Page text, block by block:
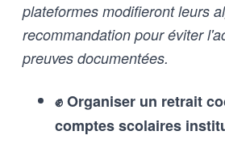
plateformes modifieront leurs
recommandation pour éviter
preuves documentées.
✊ Organiser un retrait
comptes scolaires